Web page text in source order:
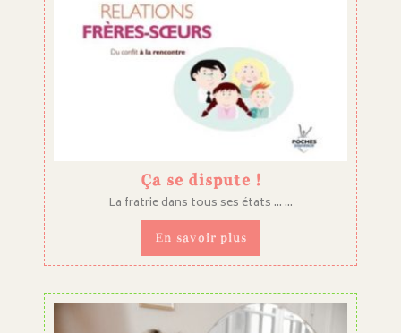
Ça se dispute !
La fratrie dans tous ses états ... ...
En savoir plus